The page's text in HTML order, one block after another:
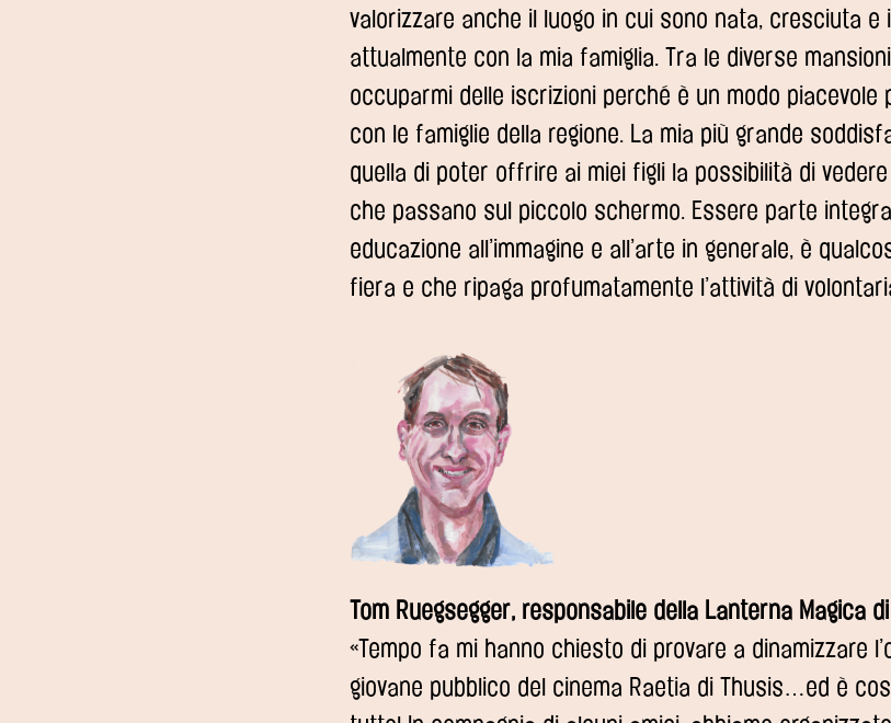
valorizzare anche il luogo in cui sono nata, cresciuta e
attualmente con la mia famiglia. Tra le diverse
occuparmi delle iscrizioni perché è un modo
con le famiglie della regione. La mia più grande
quella di poter offrire ai miei figli la possibilità di
che passano sul piccolo schermo. Essere parte
educazione all’immagine e all’arte in generale, è
fiera e che ripaga profumatamente l’attività di
Tom Ruegsegger, responsabile della Lanterna Magica
«Tempo fa mi hanno chiesto di provare a dinamizzare
giovane pubblico del cinema Raetia di Thusis…ed è